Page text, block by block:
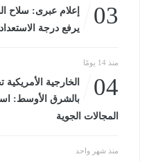
03
إعلام عبرى: سلاح
يرفع درجة
منذ 14 يومًا
04
الخارجية الأمريكية
بالشرق الأوسط:
المجالات الجوية
منذ شهر واحد